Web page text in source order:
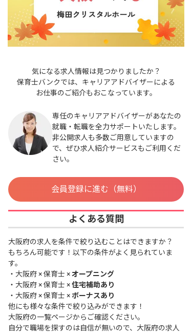
気になる求人情報は見つかりましたか？
保育士バンクでは、キャリアアドバイザーによる
お仕事のご紹介もおこなっています。
専任のキャリアアドバイザーがあなたの
就職・転職を全力サポートいたします。
非公開求人も多数ご用意していますの
で、ぜひ求人紹介サービスもご利用くだ
さい。
会員登録に進む（無料）
よくある質問
大阪府の求人を条件で絞り込むことはできますか？
もちろん可能です！以下の条件がよく見られていま
す。
・ 大阪府 × 保育士 ×オープニング
・ 大阪府 × 保育士 ×住宅補助あり
・ 大阪府 × 保育士 ×ボーナスあり
他にも様々な条件で絞り込みができます！
大阪府の一覧ページからご確認ください。
自分で職場を探すのは自信が無いので、大阪府の求人